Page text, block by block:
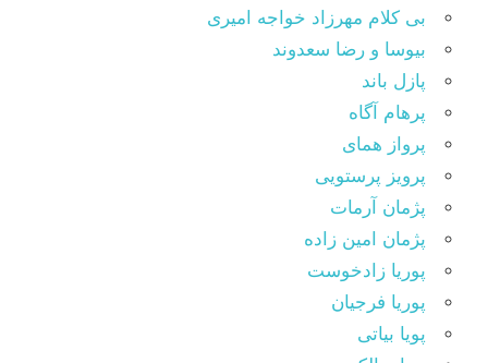
بی کلام مهرزاد خواجه امیری
بیوسا و رضا سعدوند
پازل باند
پرهام آگاه
پرواز همای
پرویز پرستویی
پژمان آرمات
پژمان امین زاده
پوریا زادخوست
پوریا فرجیان
پویا بیاتی